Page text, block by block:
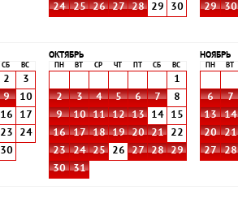
24
25 26 27 28 29 30
29
30
СБ ВС
2
3
9
10
16
17
23
24
30
ОКТЯБРЬ
ПН ВТ СР ЧТ СБ ВС
1
2
3 4 5 6 7
8
9
10 11 12 13 14
15
16
17 18 19 20 21
22
23
24 25 26 27 28
29
30
31
НОЯБРЬ
ПН ВТ
6
7
13
14
20
21
27
28